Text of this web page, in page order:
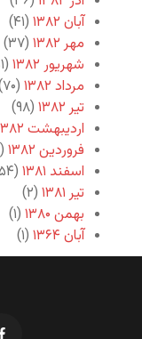
آبان ۱۳۸۲
(۴۱)
مهر ۱۳۸۲
(۳۷)
شهریور ۱۳۸۲
(۵۱)
مرداد ۱۳۸۲
(۷۰)
تیر ۱۳۸۲
(۹۸)
اردیبهشت ۱۳۸۲
فروردین ۱۳۸۲
(۸۷)
اسفند ۱۳۸۱
(۵۴)
تیر ۱۳۸۱
(۲)
بهمن ۱۳۸۰
(۱)
آبان ۱۳۶۴
(۱)